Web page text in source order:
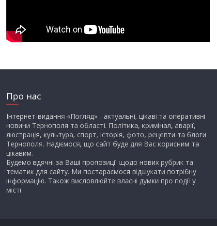
Про нас
Інтернет-видання «Погляд» - актуальні, цікаві та оперативні
новини Тернополя та області. Політика, кримінал, аварії,
люстрація, культура, спорт, історія, фото, рецепти та блоги
Тернополя. Надіємося, що сайт буде для Вас корисним та
цікавим.
Будемо вдячні за Ваші пропозиції щодо нових рубрик та
тематик для сайту. Ми постараємося відшукати потрібну
інформацію. Також висловлюйте власні думки про події у
місті.